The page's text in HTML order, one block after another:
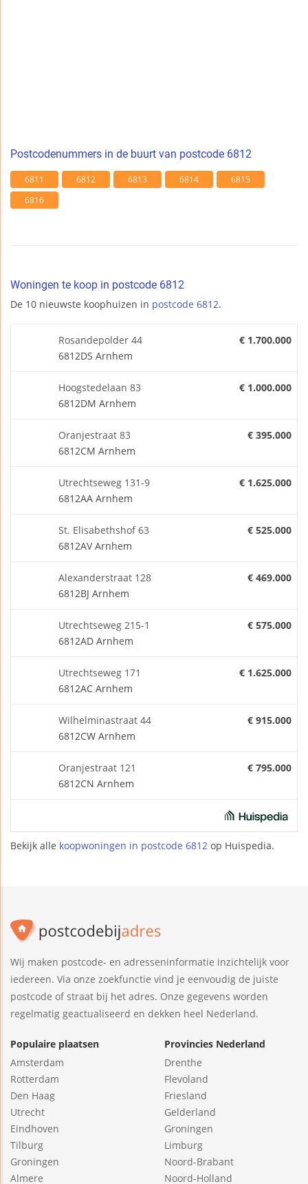
Postcodenummers in de buurt van postcode 6812
6811 6812 6813 6814
6815
6816
Woningen te koop in postcode 6812
De 10 nieuwste koophuizen in postcode 6812.
Rosandepolder 44
6812DS Arnhem
€ 1.700.000
Hoogstedelaan 83
6812DM Arnhem
€ 1.000.000
Oranjestraat 83
6812CM Arnhem
€ 395.000
Utrechtseweg 131-9
6812AA Arnhem
€ 1.625.000
St. Elisabethshof 63
6812AV Arnhem
€ 525.000
Alexanderstraat 128
6812BJ Arnhem
€ 469.000
Utrechtseweg 215-1
6812AD Arnhem
€ 575.000
Utrechtseweg 171
6812AC Arnhem
€ 1.625.000
Wilhelminastraat 44
6812CW Arnhem
€ 915.000
Oranjestraat 121
6812CN Arnhem
€ 795.000
Bekijk alle koopwoningen in postcode 6812 op Huispedia.
Wij maken postcode- en adresseninformatie inzichtelijk voor
iedereen. Via onze zoekfunctie vind je eenvoudig de juiste
postcode of straat bij het adres. Onze gegevens worden
regelmatig geactualiseerd en dekken heel Nederland.
Populaire plaatsen
Amsterdam
Rotterdam
Den Haag
Utrecht
Eindhoven
Tilburg
Groningen
Almere
Provincies Nederland
Drenthe
Flevoland
Friesland
Gelderland
Groningen
Limburg
Noord-Brabant
Noord-Holland